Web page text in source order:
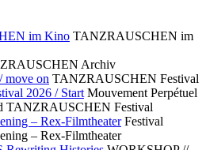
im Kino TANZRAUSCHEN im
Archiv
move on TANZRAUSCHEN Festival
2026 / Start Mouvement Perpétuel
TANZRAUSCHEN Festival
– Rex-Filmtheater Festival
– Rex-Filmtheater